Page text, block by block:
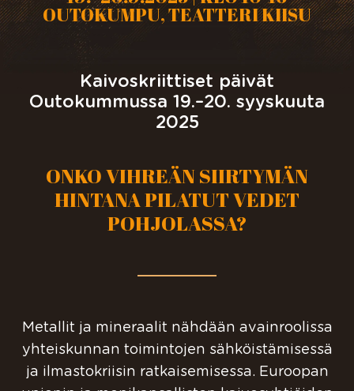
OUTOKUMPU, TEATTERI KIISU
Kaivoskriittiset päivät
Outokummussa 19.–20. syyskuuta
2025
ONKO VIHREÄN SIIRTYMÄN
HINTANA PILATUT VEDET
POHJOLASSA?
Metallit ja mineraalit nähdään avainroolissa
yhteiskunnan toimintojen sähköistämisessä
ja ilmastokriisin ratkaisemisessa. Euroopan